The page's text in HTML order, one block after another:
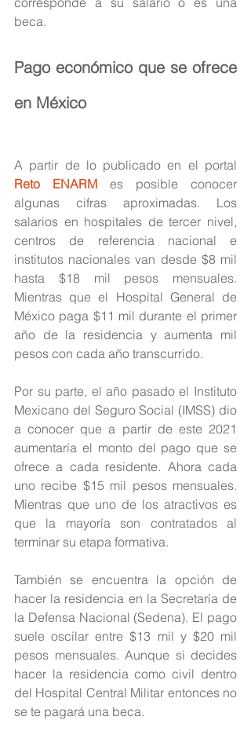
beca.
Pago económico que se ofrece
en México
Reto ENARM
es posible conocer
algunas cifras aproximadas. Los
salarios en hospitales de tercer nivel,
centros de referencia nacional e
institutos nacionales van desde $8 mil
hasta $18 mil pesos mensuales.
Mientras que el Hospital General de
México paga $11 mil durante el primer
año de la residencia y aumenta mil
pesos con cada año transcurrido.
Por su parte, el año pasado el Instituto
Mexicano del Seguro Social (IMSS) dio
a conocer que a partir de este 2021
aumentaría el monto del pago que se
ofrece a cada residente. Ahora cada
uno recibe $15 mil pesos mensuales.
Mientras que uno de los atractivos es
que la mayoría son contratados al
terminar su etapa formativa.
También se encuentra la opción de
hacer la residencia en la Secretaría de
la Defensa Nacional (Sedena). El pago
suele oscilar entre $13 mil y $20 mil
pesos mensuales. Aunque si decides
hacer la residencia como civil dentro
del Hospital Central Militar entonces no
se te pagará una beca.